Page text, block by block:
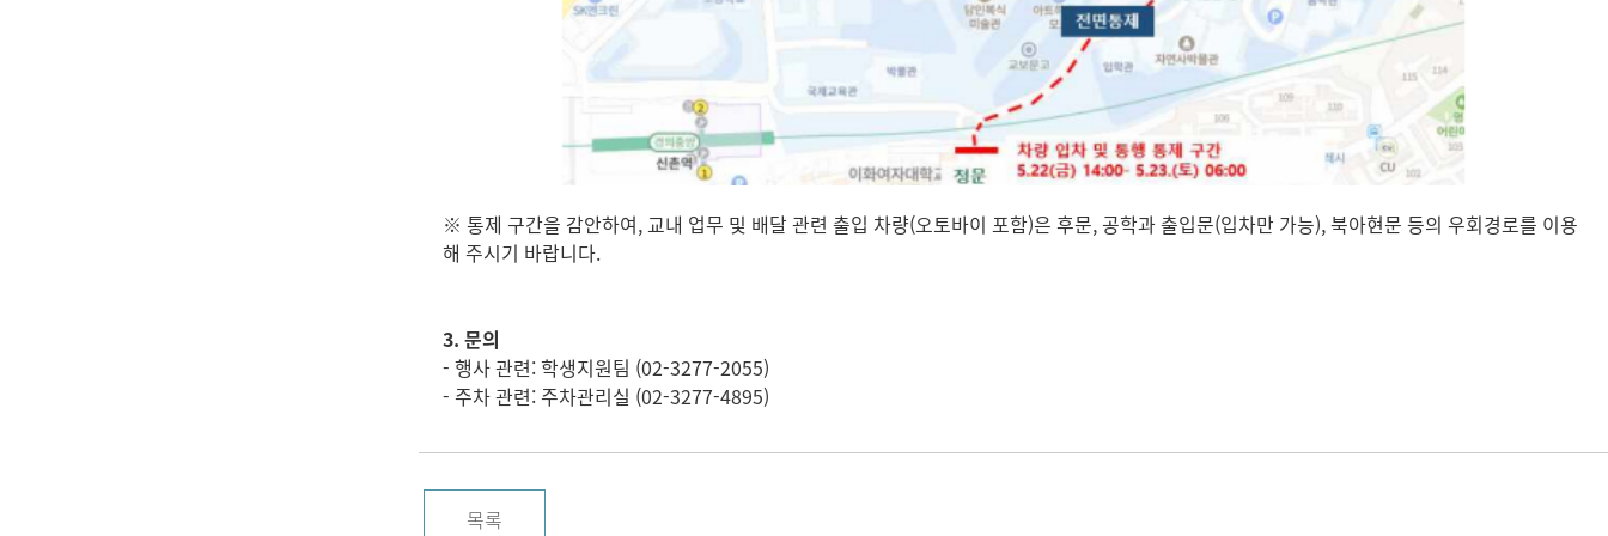
※ 통제 구간을 감안하여, 교내 업무 및 배달 관련 출입 차량(오토바이 포함)은 후문, 공학과 출입문(입차만 가능), 북아현문 등의 우회경로를 이용
해 주시기 바랍니다.
3. 문의
- 행사 관련: 학생지원팀 (02-3277-2055)
- 주차 관련: 주차관리실 (02-3277-4895)
목록